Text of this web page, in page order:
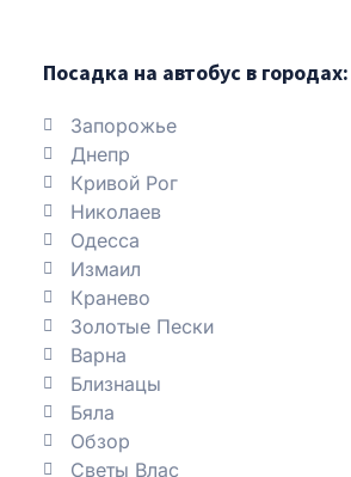
Посадка на автобус в городах:
Запорожье
Днепр
Кривой Рог
Николаев
Одесса
Измаил
Кранево
Золотые Пески
Варна
Близнацы
Бяла
Обзор
Светы Влас